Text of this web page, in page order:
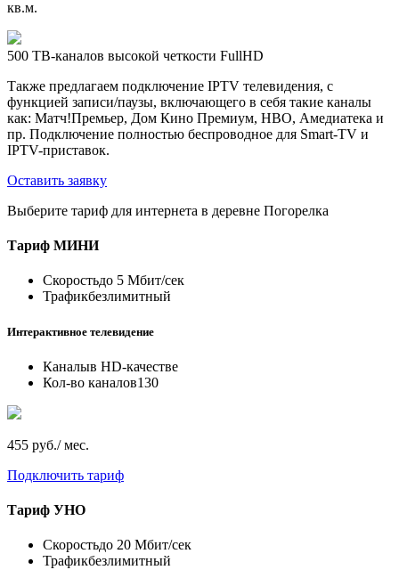
кв.м.
500 ТВ-каналов высокой четкости FullHD
Также предлагаем подключение IPTV телевидения, с
функцией записи/паузы, включающего в себя такие каналы
как: Матч!Премьер, Дом Кино Премиум, HBO, Амедиатека и
пр. Подключение полностью беспроводное для Smart-TV и
IPTV-приставок.
Оставить заявку
Выберите тариф для интернета в деревне Погорелка
Тариф МИНИ
Скоростьдо 5 Мбит/сек
Трафикбезлимитный
Интерактивное телевидение
Каналыв HD-качестве
Кол-во каналов130
455 руб./ мес.
Подключить тариф
Тариф УНО
Скоростьдо 20 Мбит/сек
Трафикбезлимитный